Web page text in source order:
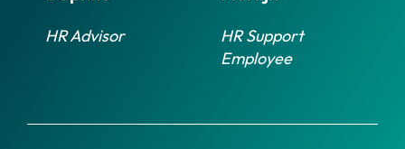
HR Advisor
HR Support
Employee